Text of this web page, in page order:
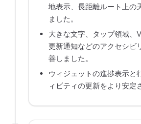
地表示、長距離ルート上の
ました。
大きな文字、タップ領域、
更新通知などのアクセシビ
善しました。
ウィジェットの進捗表示と
ィビティの更新をより安定